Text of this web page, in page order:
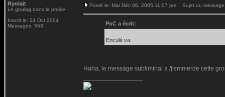
Ryolait
Le goulag dans la prairie
Inscrit le: 24 Oct 2004
Messages: 553
Posté le: Mar Déc 06, 2005 11:07 pm Sujet du
PoC a écrit:
Enculé va.
Haha, le message subliminal a /j'emmerde cette